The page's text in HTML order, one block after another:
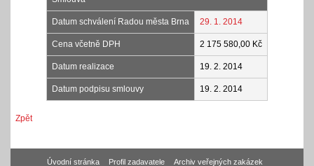
Datum schválení Radou města Brna 29. 1. 2014
Cena včetně DPH 2 175 580,00 Kč
Datum realizace 19. 2. 2014
Datum podpisu smlouvy 19. 2. 2014
Zpět
Úvodní stránka Profil zadavatele Archiv veřejných zakázek